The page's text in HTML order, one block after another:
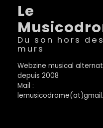
Le
Du son hors des
murs
Webzine musical
depuis 2008
Mail :